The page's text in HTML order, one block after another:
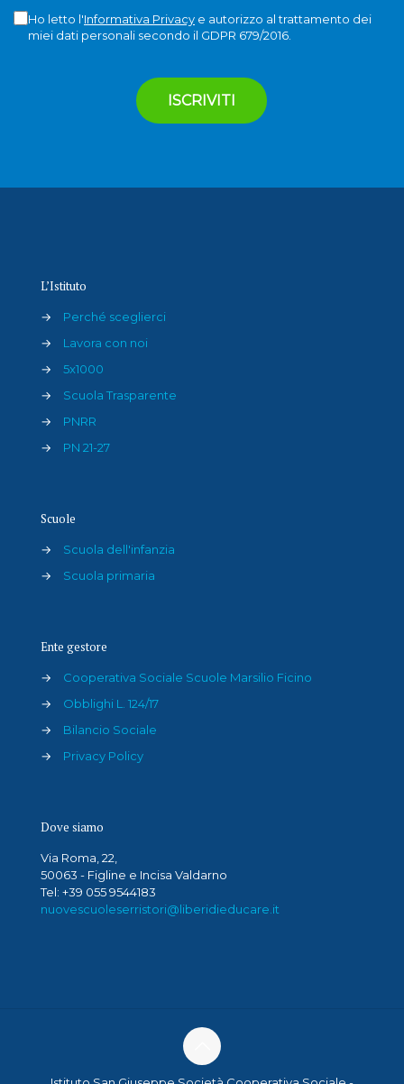
Ho letto l'Informativa Privacye autorizzo al trattamento dei
miei dati personali secondo il GDPR 679/2016.
L’Istituto
→
Perché sceglierci
→
Lavora con noi
→
5x1000
→
Scuola Trasparente
→
PNRR
→
PN 21-27
Scuole
→
Scuola dell'infanzia
→
Scuola primaria
Ente gestore
→
Cooperativa Sociale Scuole Marsilio Ficino
→
Obblighi L. 124/17
→
Bilancio Sociale
→
Privacy Policy
Dove siamo
Via Roma, 22,
50063 - Figline e Incisa Valdarno
Tel: +39 055 9544183
nuovescuoleserristori@liberidieducare.it